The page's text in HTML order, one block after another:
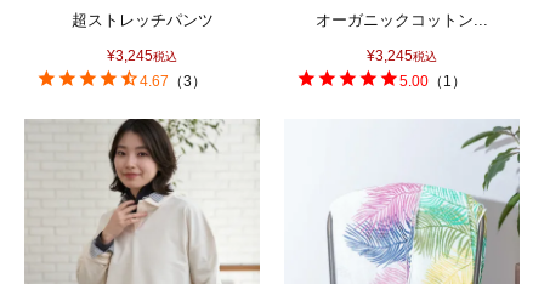
超ストレッチパンツ
¥3,245税込
4.67 （3 ）
オーガニックコットン...
¥3,245税込
5.00 （ 1 ）